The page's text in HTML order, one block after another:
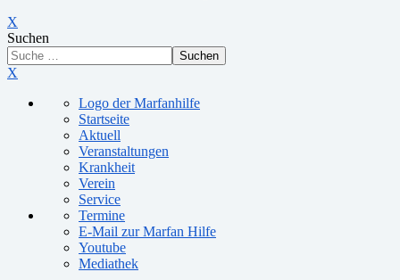
X
Suchen
Suchen
X
Logo der Marfanhilfe
Startseite
Aktuell
Veranstaltungen
Krankheit
Verein
Service
Termine
E-Mail zur Marfan Hilfe
Youtube
Mediathek